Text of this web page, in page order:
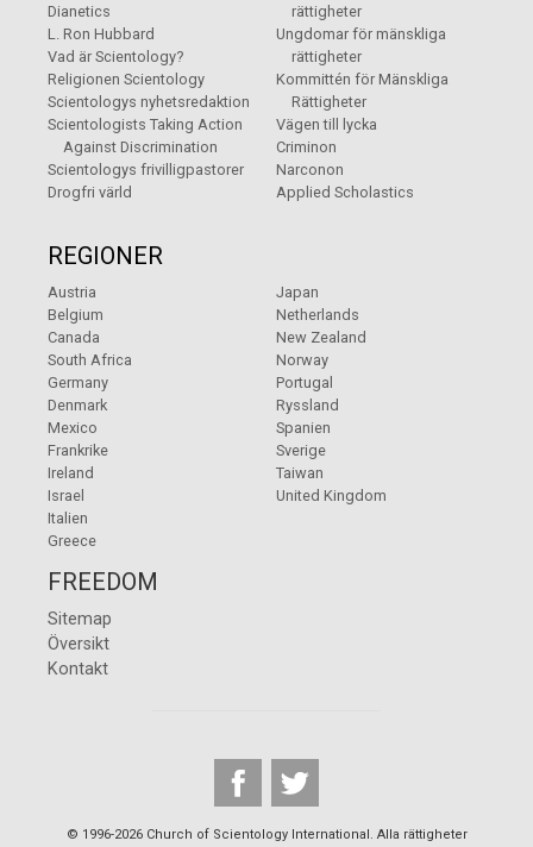
Dianetics
L. Ron Hubbard
Vad är Scientology?
Religionen Scientology
Scientologys nyhetsredaktion
Scientologists Taking Action
Against Discrimination
Scientologys frivilligpastorer
Drogfri värld
rättigheter
Ungdomar för mänskliga
rättigheter
Kommittén för Mänskliga
Rättigheter
Vägen till lycka
Criminon
Narconon
Applied Scholastics
REGIONER
Austria
Belgium
Canada
South Africa
Germany
Denmark
Mexico
Frankrike
Ireland
Israel
Italien
Greece
Japan
Netherlands
New Zealand
Norway
Portugal
Ryssland
Spanien
Sverige
Taiwan
United Kingdom
FREEDOM
Sitemap
Översikt
Kontakt
© 1996-2026 Church of Scientology International. Alla rättigheter